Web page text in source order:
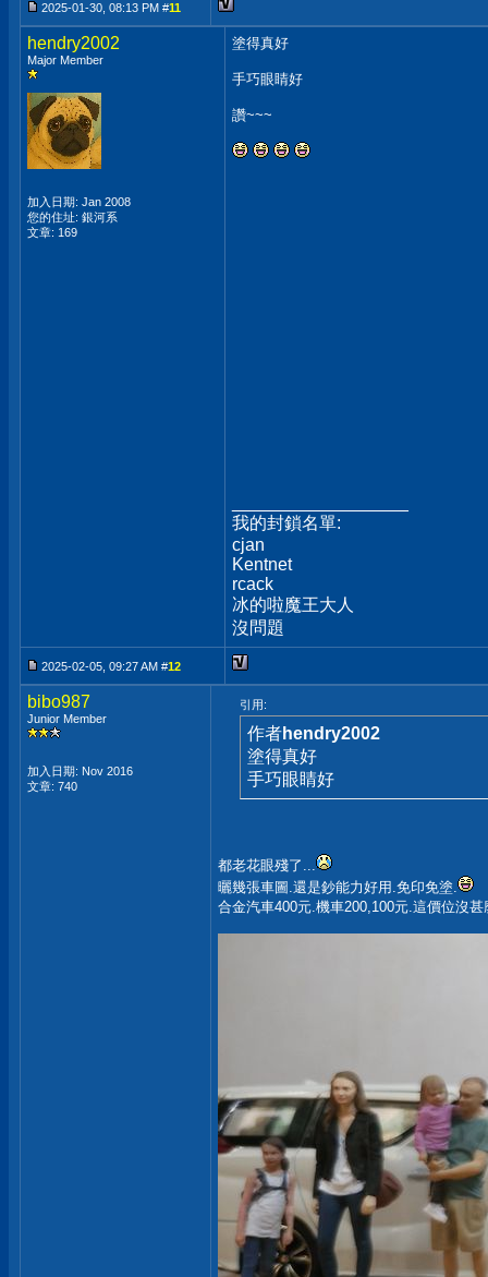
2025-01-30, 08:13 PM #11
hendry2002
Major Member
加入日期: Jan 2008
您的住址: 銀河系
文章: 169
塗得真好
手巧眼睛好
讚~~~
我的封鎖名單:
cjan
Kentnet
rcack
冰的啦魔王大人
沒問題
2025-02-05, 09:27 AM #12
bibo987
Junior Member
加入日期: Nov 2016
文章: 740
引用:
作者hendry2002
塗得真好
手巧眼睛好
都老花眼殘了...
曬幾張車圖.還是鈔能力好用.免印免塗.
合金汽車400元.機車200,100元.這價位沒